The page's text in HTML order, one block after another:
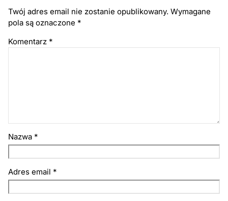
Twój adres email nie zostanie opublikowany. Wymagane
pola są oznaczone *
Komentarz *
Nazwa *
Adres email *